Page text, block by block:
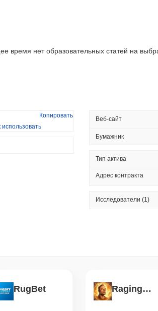
время нет образовательных статей на
Копировать
использовать
Веб-сайт
Бумажник
Тип актива
Адрес контракта
Исследователи(1)
RugBet RagingElonMarsCoin